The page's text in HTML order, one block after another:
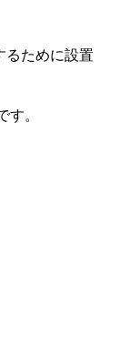
るために設置
す。